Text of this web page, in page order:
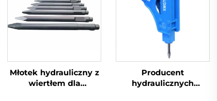
Młotek hydrauliczny z
wiertłem dla
Producent
hydraulicznych